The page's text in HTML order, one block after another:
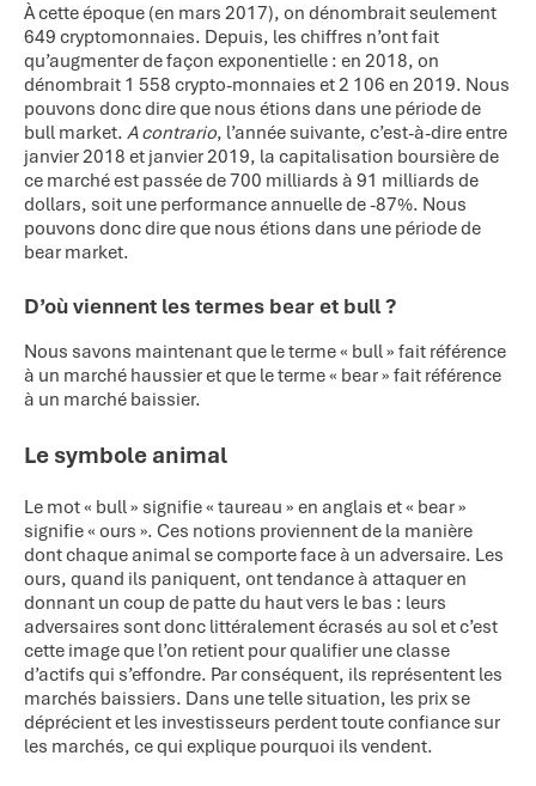
À cette époque (en mars 2017), on dénombrait seulement
649 cryptomonnaies. Depuis, les chiffres n’ont fait
qu’augmenter de façon exponentielle : en 2018, on
dénombrait 1 558 crypto-monnaies et 2 106 en 2019. Nous
pouvons donc dire que nous étions dans une période de
bull market. A contrario, l’année suivante, c’est-à-dire entre
janvier 2018 et janvier 2019, la capitalisation boursière de
ce marché est passée de 700 milliards à 91 milliards de
dollars, soit une performance annuelle de -87%. Nous
pouvons donc dire que nous étions dans une période de
bear market.
D’où viennent les termes bear et bull ?
Nous savons maintenant que le terme « bull » fait référence
à un marché haussier et que le terme « bear » fait référence
à un marché baissier.
Le symbole animal
Le mot « bull » signifie « taureau » en anglais et « bear »
signifie « ours ». Ces notions proviennent de la manière
dont chaque animal se comporte face à un adversaire. Les
ours, quand ils paniquent, ont tendance à attaquer en
donnant un coup de patte du haut vers le bas : leurs
adversaires sont donc littéralement écrasés au sol et c’est
cette image que l’on retient pour qualifier une classe
d’actifs qui s’effondre. Par conséquent, ils représentent les
marchés baissiers. Dans une telle situation, les prix se
déprécient et les investisseurs perdent toute confiance sur
les marchés, ce qui explique pourquoi ils vendent.